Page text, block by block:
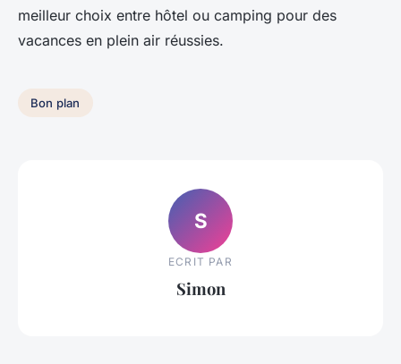
meilleur choix entre hôtel ou camping pour des
vacances en plein air réussies.
Bon plan
S
ECRIT PAR
Simon